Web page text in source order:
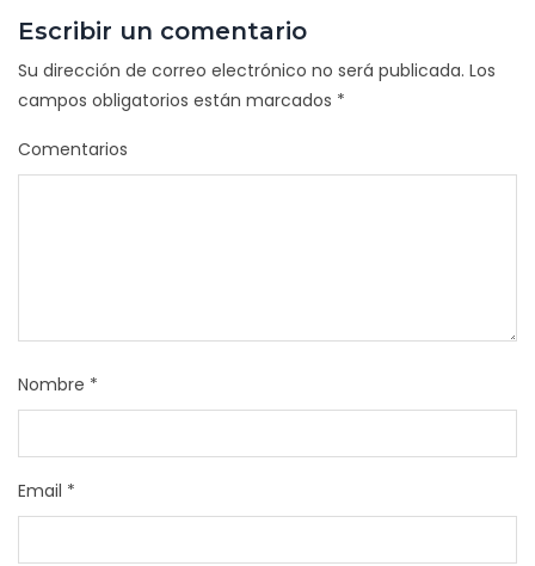
Escribir un comentario
Su dirección de correo electrónico no será publicada. Los
campos obligatorios están marcados *
Comentarios
Nombre *
Email *